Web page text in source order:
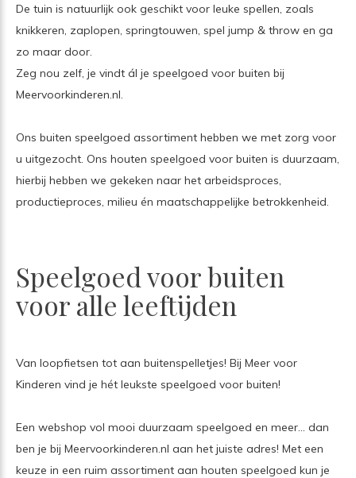
De tuin is natuurlijk ook geschikt voor leuke spellen, zoals
knikkeren, zaplopen, springtouwen, spel jump & throw en ga
zo maar door.
Zeg nou zelf, je vindt ál je speelgoed voor buiten bij
Meervoorkinderen.nl.
Ons buiten speelgoed assortiment hebben we met zorg voor
u uitgezocht. Ons houten speelgoed voor buiten is duurzaam,
hierbij hebben we gekeken naar het arbeidsproces,
productieproces, milieu én maatschappelijke betrokkenheid.
Speelgoed voor buiten
voor alle leeftijden
Van loopfietsen tot aan buitenspelletjes! Bij Meer voor
Kinderen vind je hét leukste speelgoed voor buiten!
Een webshop vol mooi duurzaam speelgoed en meer... dan
ben je bij Meervoorkinderen.nl aan het juiste adres! Met een
keuze in een ruim assortiment aan houten speelgoed kun je